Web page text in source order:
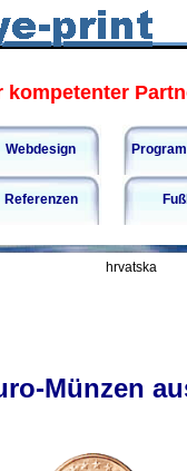
kompetenter
Webdesign
Referenzen
hrvatska
Münzen